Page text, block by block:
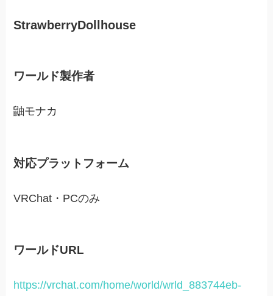
StrawberryDollhouse
ワールド製作者
鼬モナカ
対応プラットフォーム
VRChat・PCのみ
ワールドURL
https://vrchat.com/home/world/wrld_883744eb-